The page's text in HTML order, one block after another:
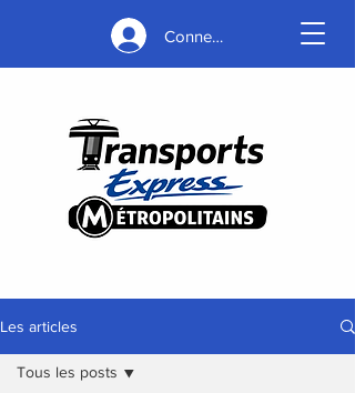
Connexion
Les articles
Tous les posts